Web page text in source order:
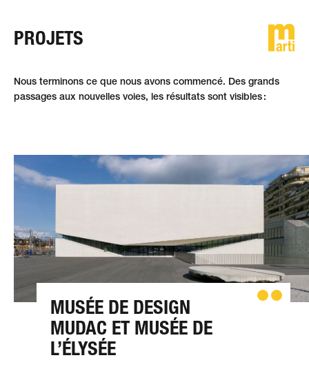
DE
PROJETS
Nous terminons ce que nous avons commencé. Des grands
passages aux nouvelles voies, les résultats sont visibles :
MUSÉE DE DESIGN
MUDAC ET MUSÉE DE
L’ÉLYSÉE